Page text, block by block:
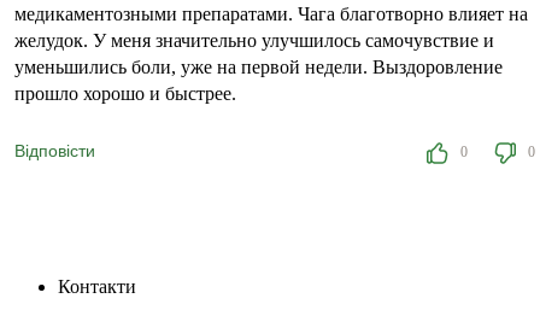
медикаментозными препаратами. Чага благотворно влияет на
желудок. У меня значительно улучшилось самочувствие и
уменьшились боли, уже на первой недели. Выздоровление
прошло хорошо и быстрее.
Відповісти 0 0
Контакти